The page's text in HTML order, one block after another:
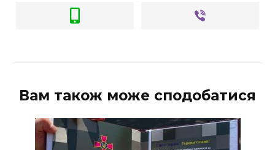
Вам також може сподобатися